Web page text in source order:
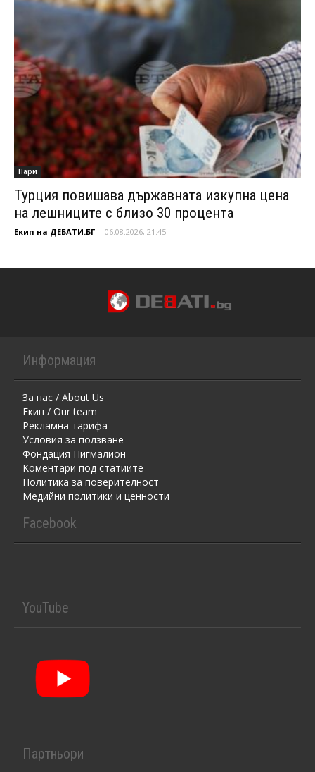
Пари
Турция повишава държавната изкупна цена
на лешниците с близо 30 процента
Екип на ДЕБАТИ.БГ - 06.08.2026, 21:45
Информация
За нас / About Us
Екип / Our team
Рекламна тарифа
Условия за ползване
Фондация Пигмалион
Kоментaри под статиите
Политика за поверителност
Медийни политики и ценности
Facebook
YouTube
Партньори